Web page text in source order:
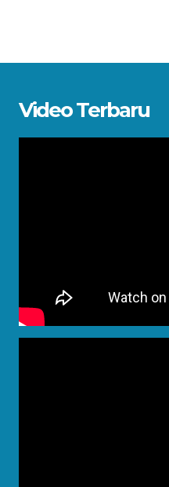
Video Terbaru